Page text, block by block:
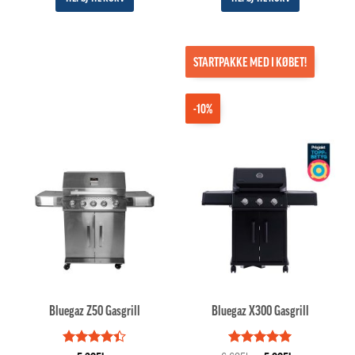
Bluegaz Z50 Gasgrill
-10%
STARTPAKKE MED I KØBET!
Bluegaz X300 Gasgrill